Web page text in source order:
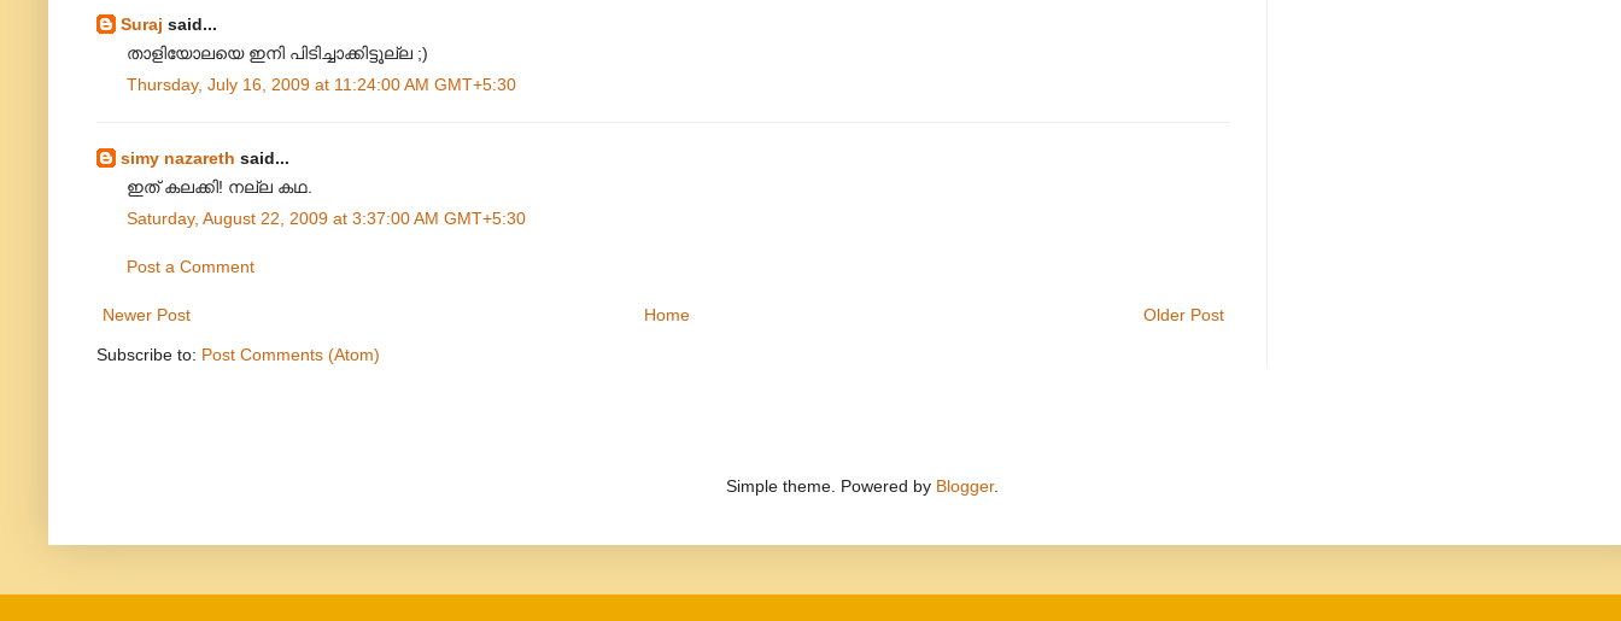
Suraj said...
താളിയോലയെ ഇനി പിടിച്ചാക്കിട്ടൂല്ല ;)
Thursday, July 16, 2009 at 11:24:00 AM GMT+5:30
simy nazareth said...
ഇത് കലക്കി! നല്ല കഥ.
Saturday, August 22, 2009 at 3:37:00 AM GMT+5:30
Post a Comment
Newer Post Older Post
Home
Subscribe to: Post Comments (Atom)
Simple theme. Powered by Blogger.